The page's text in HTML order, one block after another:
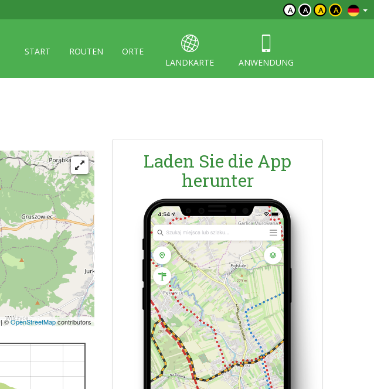
A A A A
START ROUTEN
ORTE
LANDKARTE
ANWENDUNG
|©OpenStreetMapcontributors
Laden Sie die App
herunter